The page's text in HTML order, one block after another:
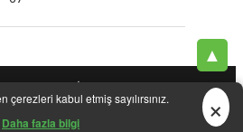
çerezleri kabul etmiş sayılırsınız.
Daha fazla bilgi ×
▲
- - Klozet
-Su Tesisatçı-Su Tesisat Hizmetleri-
-Yeni Tesisat Hizmetleri